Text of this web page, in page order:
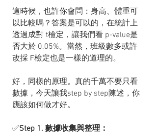
這時候，也許你會問：身高、體重可
以比較嗎？答案是可以的，在統計上
透過成對 t檢定，讓我們看 p-value是
否大於 0.05%。當然，班級數多或許
改採 F檢定也是一樣的道理的。
好，同樣的原理。真的千萬不要只看
數據，今天讓我step by step陳述，你
應該如何做才好。
✅Step 1. 數據收集與整理：